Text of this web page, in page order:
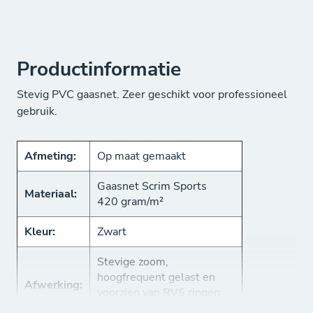
Productinformatie
Stevig PVC gaasnet. Zeer geschikt voor professioneel
gebruik.
Afmeting: Op maat gemaakt
Materiaal:
Gaasnet Scrim Sports
420 gram/m²
Kleur:
Zwart
Afwerking:
Stevige zoom,
hoogfrequent gelast en
voorzien van RVS ringen